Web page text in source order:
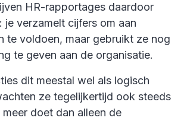
HR-rapportages daardoor
je verzamelt cijfers om aan
te voldoen, maar gebruikt ze nog
te geven aan de organisatie.
dit meestal wel als logisch
ze tegelijkertijd ook steeds
doet dan alleen de